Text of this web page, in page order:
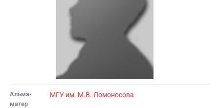
Альма-
матер
МГУ им. М.В. Ломоносова